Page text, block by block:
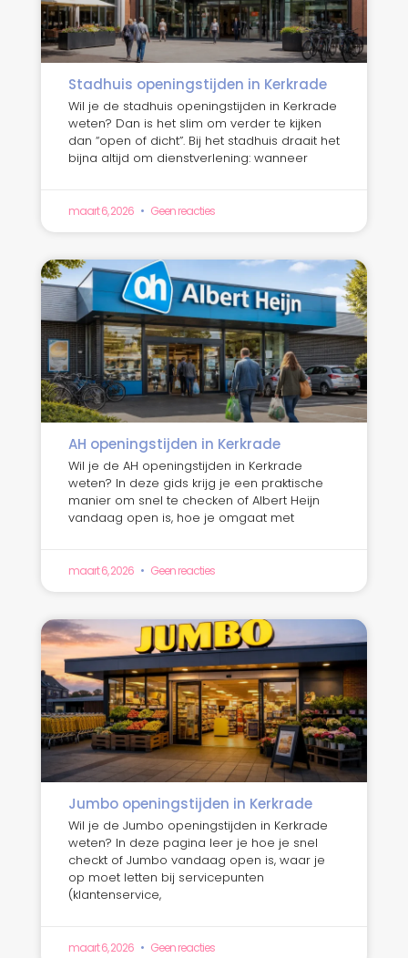
Stadhuis openingstijden in Kerkrade
Wil je de stadhuis openingstijden in Kerkrade
weten? Dan is het slim om verder te kijken
dan “open of dicht”. Bij het stadhuis draait het
bijna altijd om dienstverlening: wanneer
maart 6, 2026 Geen reacties
AH openingstijden in Kerkrade
Wil je de AH openingstijden in Kerkrade
weten? In deze gids krijg je een praktische
manier om snel te checken of Albert Heijn
vandaag open is, hoe je omgaat met
maart 6, 2026 Geen reacties
Jumbo openingstijden in Kerkrade
Wil je de Jumbo openingstijden in Kerkrade
weten? In deze pagina leer je hoe je snel
checkt of Jumbo vandaag open is, waar je
op moet letten bij servicepunten
(klantenservice,
maart 6, 2026 Geen reacties